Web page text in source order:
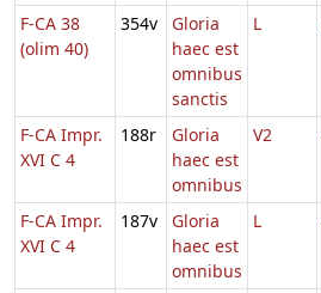
F-CA 38
(olim 40)
354v
Gloria
haec est
omnibus
sanctis
L
F-CA Impr.
XVI C 4
188r
Gloria
haec est
omnibus
V2
F-CA Impr.
XVI C 4
187v
Gloria
haec est
omnibus
L